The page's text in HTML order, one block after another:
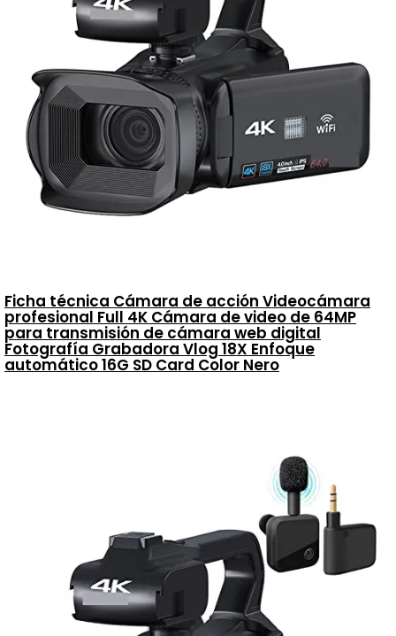
Ficha técnica Cámara de acción Videocámara
profesional Full 4K Cámara de video de 64MP
para transmisión de cámara web digital
Fotografía Grabadora Vlog 18X Enfoque
automático 16G SD Card Color Nero